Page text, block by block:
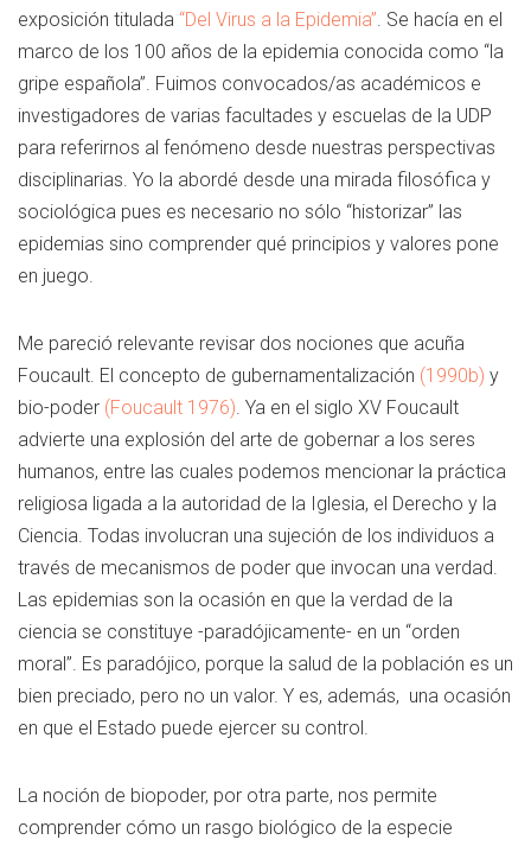
exposición titulada “Del Virus a la Epidemia” . Se hacía en el
marco de los 100 años de la epidemia conocida como “la
gripe española”. Fuimos convocados/as académicos e
investigadores de varias facultades y escuelas de la UDP
para referirnos al fenómeno desde nuestras perspectivas
disciplinarias. Yo la abordé desde una mirada filosófica y
sociológica pues es necesario no sólo “historizar” las
epidemias sino comprender qué principios y valores pone
en juego.
Me pareció relevante revisar dos nociones que acuña
Foucault. El concepto de gubernamentalización (1990b) y
bio-poder (Foucault 1976) . Ya en el siglo XV Foucault
advierte una explosión del arte de gobernar a los seres
humanos, entre las cuales podemos mencionar la práctica
religiosa ligada a la autoridad de la Iglesia, el Derecho y la
Ciencia. Todas involucran una sujeción de los individuos a
través de mecanismos de poder que invocan una verdad.
Las epidemias son la ocasión en que la verdad de la
ciencia se constituye -paradójicamente- en un “orden
moral”. Es paradójico, porque la salud de la población es un
bien preciado, pero no un valor. Y es, además, una ocasión
en que el Estado puede ejercer su control.
La noción de biopoder, por otra parte, nos permite
comprender cómo un rasgo biológico de la especie